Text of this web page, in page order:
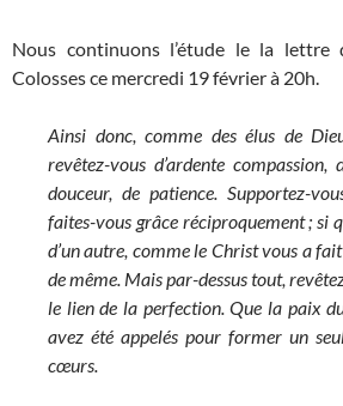
Nous continuons l’étude le la lettre
Colosses ce mercredi 19 février à 20h.
Ainsi donc, comme des élus de
revêtez-vous d’ardente compassion,
douceur, de patience. Supportez-
faites-vous grâce réciproquement ; si
d’un autre, comme le Christ vous a
de même. Mais par-dessus tout,
le lien de la perfection.Que la paix
avez été appelés pour former un
cœurs.